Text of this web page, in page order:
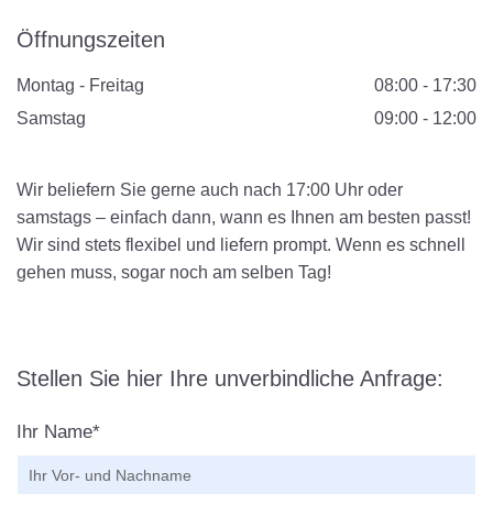
Öffnungszeiten
Montag - Freitag
08:00 - 17:30
Samstag
09:00 - 12:00
Wir beliefern Sie gerne auch nach 17:00 Uhr oder
samstags – einfach dann, wann es Ihnen am besten passt!
Wir sind stets flexibel und liefern prompt. Wenn es schnell
gehen muss, sogar noch am selben Tag!
Stellen Sie hier Ihre unverbindliche Anfrage:
Ihr Name*